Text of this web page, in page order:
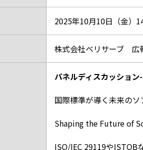
2025年10月10日（金）
株式会社ベリサーブ
パネルディスカッション
国際標準が導く未来の
Shaping the Future of
ISO/IEC 29119やISTQB